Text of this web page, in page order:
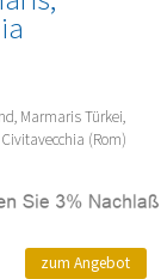
Marmaris Türkei,
(Rom)
zum Angebot